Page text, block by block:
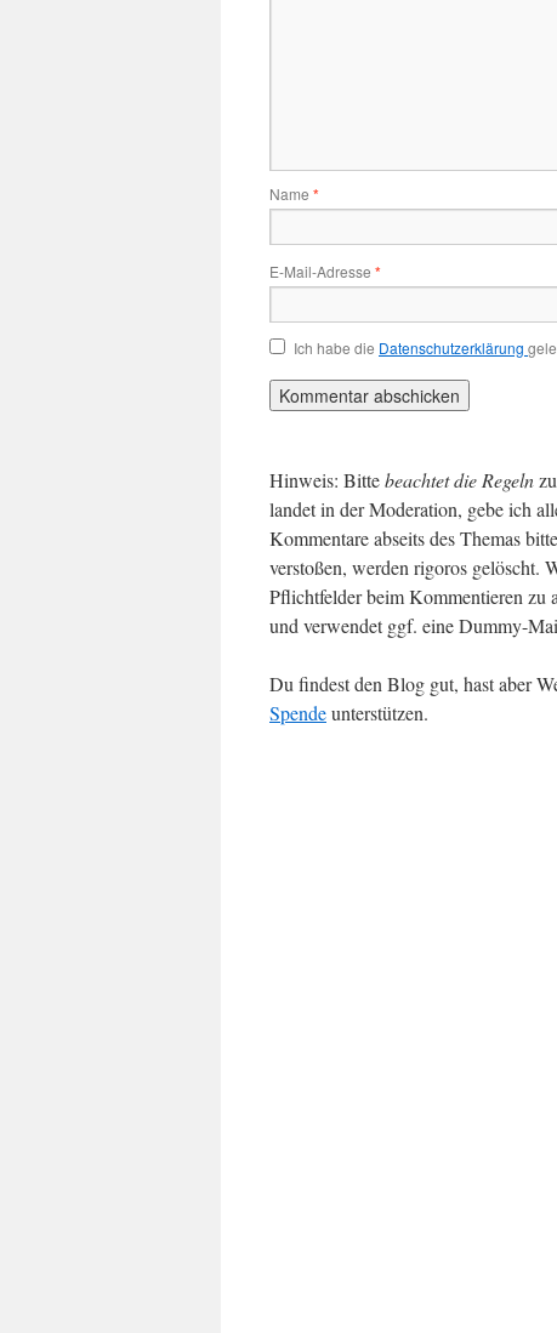
Name *
E-Mail-Adresse *
Ich habe die Datenschutzerklärung
Hinweis: Bittebeachtet die Regeln
landet in der Moderation, gebe ich
Kommentare abseits des Themas
verstoßen, werden rigoros gelöscht.
Pflichtfelder beim Kommentieren zu
und verwendet ggf. eine Dummy-
Du findest den Blog gut, hast aber
Spendeunterstützen.